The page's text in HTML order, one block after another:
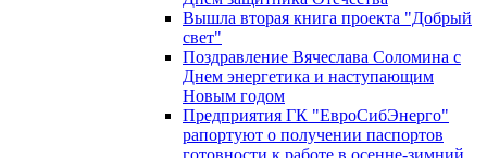
Вышла вторая книга проекта "Добрый
свет"
Поздравление Вячеслава Соломина с
Днем энергетика и наступающим
Новым годом
Предприятия ГК "ЕвроСибЭнерго"
рапортуют о получении паспортов